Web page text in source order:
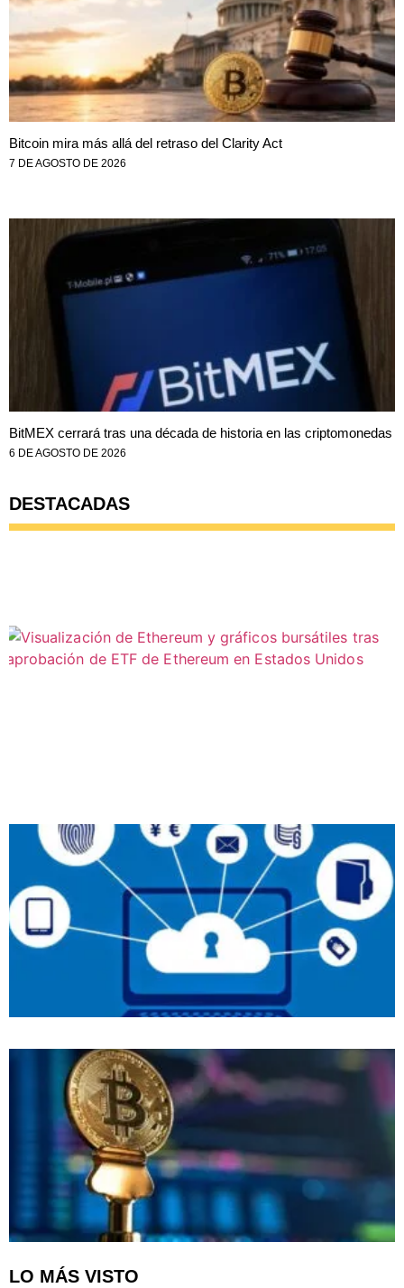
Bitcoin mira más allá del retraso del Clarity Act
7 DE AGOSTO DE 2026
BitMEX cerrará tras una década de historia en las criptomonedas
6 DE AGOSTO DE 2026
DESTACADAS
LO MÁS VISTO